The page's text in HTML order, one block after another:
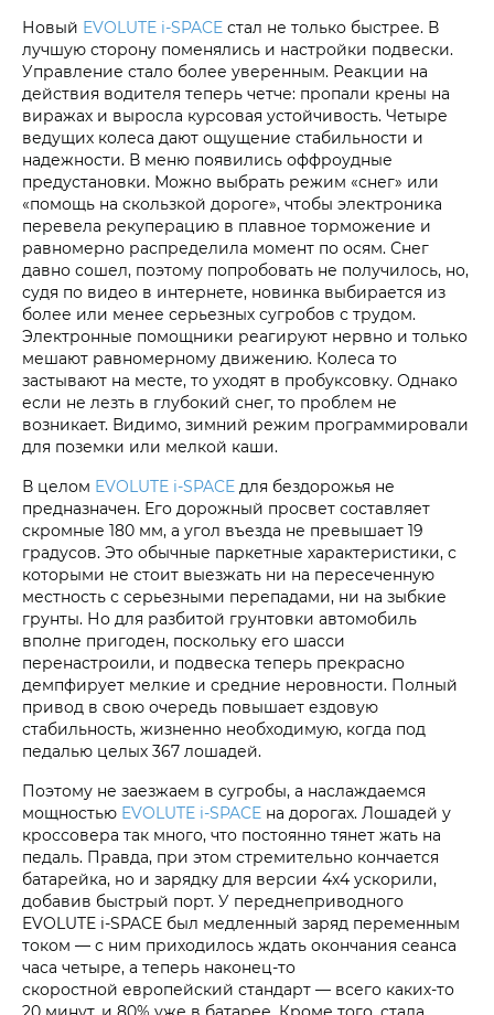
Новый EVOLUTE i‑SPACE стал не только быстрее. В
лучшую сторону поменялись и настройки подвески.
Управление стало более уверенным. Реакции на
действия водителя теперь четче: пропали крены на
виражах и выросла курсовая устойчивость. Четыре
ведущих колеса дают ощущение стабильности и
надежности. В меню появились оффроудные
предустановки. Можно выбрать режим «снег» или
«помощь на скользкой дороге», чтобы электроника
перевела рекуперацию в плавное торможение и
равномерно распределила момент по осям. Снег
давно сошел, поэтому попробовать не получилось, но,
судя по видео в интернете, новинка выбирается из
более или менее серьезных сугробов с трудом.
Электронные помощники реагируют нервно и только
мешают равномерному движению. Колеса то
застывают на месте, то уходят в пробуксовку. Однако
если не лезть в глубокий снег, то проблем не
возникает. Видимо, зимний режим программировали
для поземки или мелкой каши.
В целом EVOLUTE i‑SPACE для бездорожья не
предназначен. Его дорожный просвет составляет
скромные 180 мм, а угол въезда не превышает 19
градусов. Это обычные паркетные характеристики, с
которыми не стоит выезжать ни на пересеченную
местность с серьезными перепадами, ни на зыбкие
грунты. Но для разбитой грунтовки автомобиль
вполне пригоден, поскольку его шасси
перенастроили, и подвеска теперь прекрасно
демпфирует мелкие и средние неровности. Полный
привод в свою очередь повышает ездовую
стабильность, жизненно необходимую, когда под
педалью целых 367 лошадей.
Поэтому не заезжаем в сугробы, а наслаждаемся
мощностью EVOLUTE i‑SPACE на дорогах. Лошадей у
кроссовера так много, что постоянно тянет жать на
педаль. Правда, при этом стремительно кончается
батарейка, но и зарядку для версии 4х4 ускорили,
добавив быстрый порт. У переднеприводного
EVOLUTE i‑SPACE был медленный заряд переменным
током — с ним приходилось ждать окончания сеанса
часа четыре, а теперь наконец-то
скоростной европейский стандарт — всего каких-то